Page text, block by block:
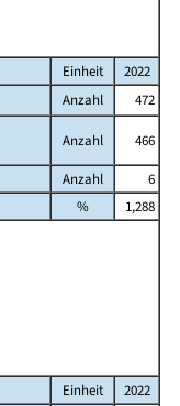
Einheit
2022
Anzahl
472
Anzahl 466
Anzahl
6
%
1,288
Einheit
2022